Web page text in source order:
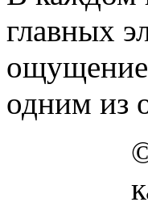
главных
ощущение
одним из